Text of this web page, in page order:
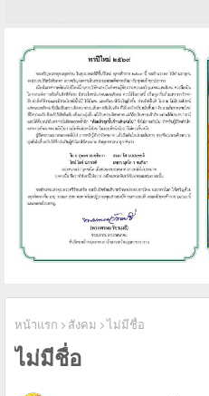
หน้าแรก สังคม ไม่มีชื่อ
ไม่มีชื่อ